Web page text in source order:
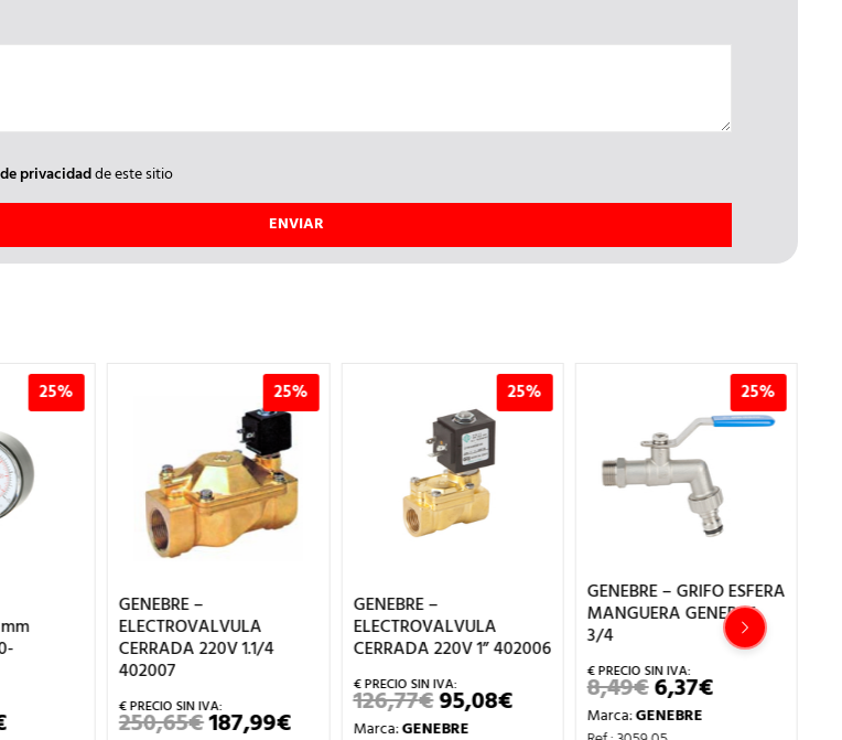
privacidadde este sitio
25%
EL
25%
GENEBRE –
ELECTROVALVULA
CERRADA 220V 1.1/4
402007
250,65€EL
187,99€EL
25%
GENEBRE –
ELECTROVALVULA
CERRADA 220V 1” 402006
126,77€EL
PRECIO
95,08€EL
PRECIO
Marca:GENEBRE
25%
GENEBRE – GRIFO ESFERA
MANGUERA GENEBRE
3/4
8,49€EL
PRECIO
ORIGINAL
6,37€EL
PRECIO
Marca:GENEBRE